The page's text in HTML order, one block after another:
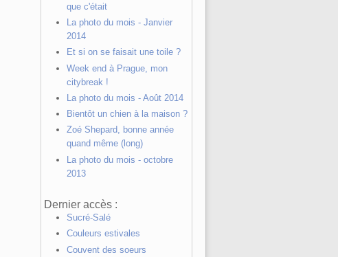
que c'était
La photo du mois - Janvier
2014
Et si on se faisait une toile ?
Week end à Prague, mon
citybreak !
La photo du mois - Août 2014
Bientôt un chien à la maison ?
Zoé Shepard, bonne année
quand même (long)
La photo du mois - octobre
2013
Dernier accès :
Sucré-Salé
Couleurs estivales
Couvent des soeurs